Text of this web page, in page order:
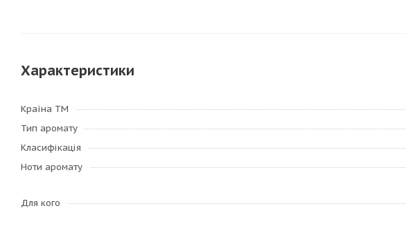
Характеристики
Країна ТМ
Тип аромату
Класифікація
Ноти аромату
Для кого